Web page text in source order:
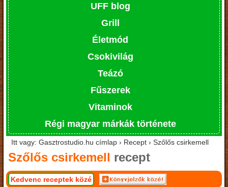
UFF blog
Grill
Életmód
Csokivilág
Teázó
Fűszerek
Vitaminok
Régi magyar márkák története
Itt vagy: Gasztrostudio.hu címlap › Recept › Szőlős csirkemell
Szőlős csirkemell recept
Kedvenc receptek közé